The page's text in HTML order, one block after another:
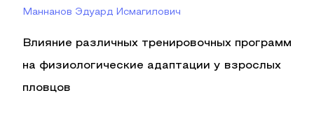
Маннанов Эдуард Исмагилович
Влияние различных тренировочных программ
на физиологические адаптации у взрослых
пловцов